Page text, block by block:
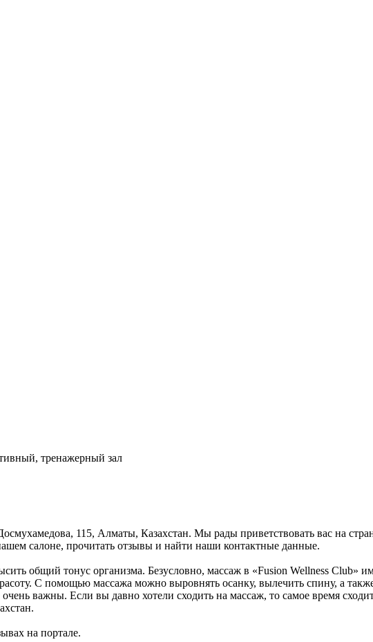
тренажерный зал
115, Алматы, Казахстан. Мы рады приветствовать вас на
салоне, прочитать отзывы и найти наши контактные данные.
общий тонус организма. Безусловно, массаж в «Fusion Wellness Club»
С помощью массажа можно выровнять осанку, вылечить спину, а
важны. Если вы давно хотели сходить на массаж, то самое время
на портале.